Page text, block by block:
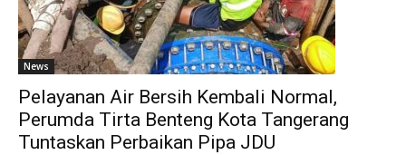
News
Pelayanan Air Bersih Kembali Normal,
Perumda Tirta Benteng Kota Tangerang
Tuntaskan Perbaikan Pipa JDU